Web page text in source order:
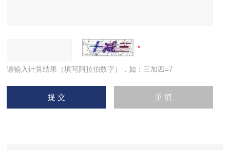
请输入计算结果（填写阿拉伯数字），如：三加四=7